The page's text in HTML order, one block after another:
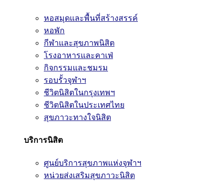
หอสมุดและพื้นที่สร้างสรรค์
หอพัก
กีฬาและสุขภาพนิสิต
โรงอาหารและคาเฟ่
กิจกรรมและชมรม
รอบรั้วจุฬาฯ
ชีวิตนิสิตในกรุงเทพฯ
ชีวิตนิสิตในประเทศไทย
สุขภาวะทางใจนิสิต
บริการนิสิต
ศูนย์บริการสุขภาพแห่งจุฬาฯ
หน่วยส่งเสริมสุขภาวะนิสิต